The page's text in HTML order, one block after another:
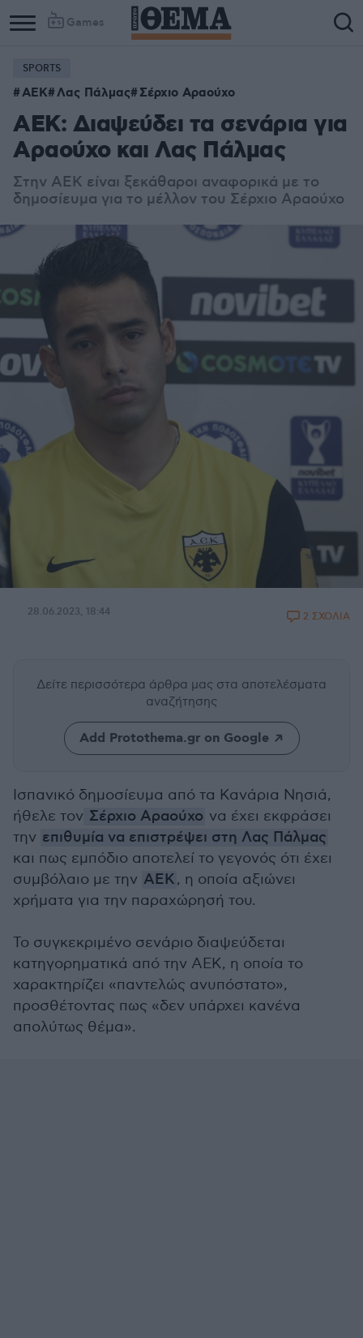
Games
Column
1
Column
2
SPORTS
ΑΕΚ Λας Πάλμας Σέρχιο Αραούχο
AEK: Διαψεύδει τα σενάρια για
Αραούχο και Λας Πάλμας
Στην ΑΕΚ είναι ξεκάθαροι αναφορικά με το
δημοσίευμα για το μέλλον του Σέρχιο Αραούχο
28.06.2023, 18:44 2 ΣΧΟΛΙΑ
Δείτε περισσότερα άρθρα μας στα αποτελέσματα
αναζήτησης
Add Protothema.gr on Google
Ισπανικό δημοσίευμα από τα Κανάρια Νησιά,
ήθελε τον Σέρχιο Αραούχο να έχει εκφράσει
την επιθυμία να επιστρέψει στη Λας Πάλμας
και πως εμπόδιο αποτελεί το γεγονός ότι έχει
συμβόλαιο με την ΑΕΚ, η οποία αξιώνει
χρήματα για την παραχώρησή του.
Το συγκεκριμένο σενάριο διαψεύδεται
κατηγορηματικά από την ΑΕΚ, η οποία το
χαρακτηρίζει «παντελώς ανυπόστατο»,
προσθέτοντας πως «δεν υπάρχει κανένα
απολύτως θέμα».